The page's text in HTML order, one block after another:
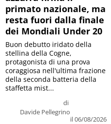
primato nazionale, ma
resta fuori dalla finale
dei Mondiali Under 20
di
Davide Pellegrino
il 06/08/2026
Buon debutto iridato della
stellina della Cogne,
protagonista di una prova
coraggiosa nell'ultima frazione
della seconda batteria della
staffetta mist...